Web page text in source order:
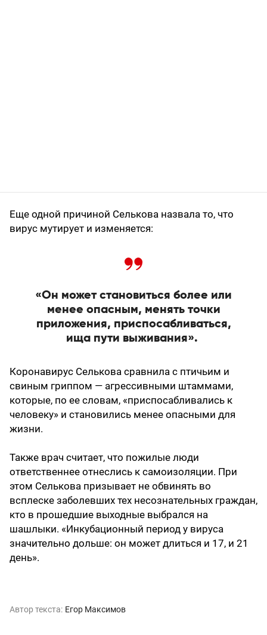
Еще одной причиной Селькова назвала то, что
вирус мутирует и изменяется:
«Он может становиться более или
менее опасным, менять точки
приложения, приспосабливаться,
ища пути выживания».
Коронавирус Селькова сравнила с птичьим и
свиным гриппом — агрессивными штаммами,
которые, по ее словам, «приспосабливались к
человеку» и становились менее опасными для
жизни.
Также врач считает, что пожилые люди
ответственнее отнеслись к самоизоляции. При
этом Селькова призывает не обвинять во
всплеске заболевших тех несознательных граждан,
кто в прошедшие выходные выбрался на
шашлыки. «Инкубационный период у вируса
значительно дольше: он может длиться и 17, и 21
день».
Автор текста: Егор Максимов